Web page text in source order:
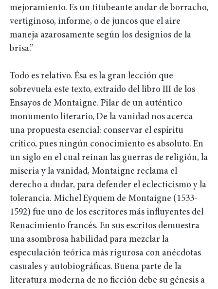
mejoramiento. Es un titubeante andar de borracho,
vertiginoso, informe, o de juncos que el aire
maneja azarosamente según los designios de la
brisa.”
Todo es relativo. Ésa es la gran lección que
sobrevuela este texto, extraído del libro III de los
Ensayos de Montaigne. Pilar de un auténtico
monumento literario, De la vanidad nos acerca
una propuesta esencial: conservar el espíritu
crítico, pues ningún conocimiento es absoluto. En
un siglo en el cual reinan las guerras de religión, la
miseria y la vanidad, Montaigne reclama el
derecho a dudar, para defender el eclecticismo y la
tolerancia. Michel Eyquem de Montaigne (1533-
1592) fue uno de los escritores más influyentes del
Renacimiento francés. En sus escritos demuestra
una asombrosa habilidad para mezclar la
especulación teórica más rigurosa con anécdotas
casuales y autobiográficas. Buena parte de la
literatura moderna de no ficción debe su génesis a